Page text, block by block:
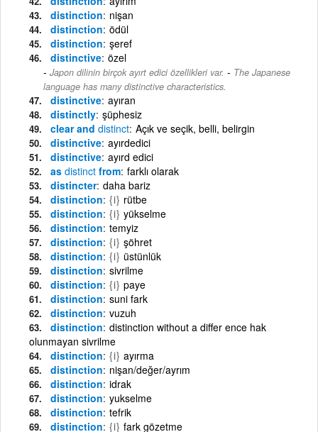
distinction nişan
distinction ödül
distinction şeref
distinctive özel
Japon dilinin birçok ayırt edici özellikleri var. - The Japanese
language has many distinctive characteristics.
distinctive ayıran
distinctly şüphesiz
clear and distinct Açık ve seçik, belli, belirgin
distinctive ayırdedici
distinctive ayırd edici
as distinct from farklı olarak
distincter daha bariz
distinction {i} rütbe
distinction {i} yükselme
distinction temyiz
distinction {i} şöhret
distinction {i} üstünlük
distinction sivrilme
distinction {i} paye
distinction suni fark
distinction vuzuh
distinction distinction without a differ ence hak
olunmayan sivrilme
distinction {i} ayırma
distinction nişan/değer/ayrım
distinction idrak
distinction yukselme
distinction tefrik
distinction {i} fark gözetme